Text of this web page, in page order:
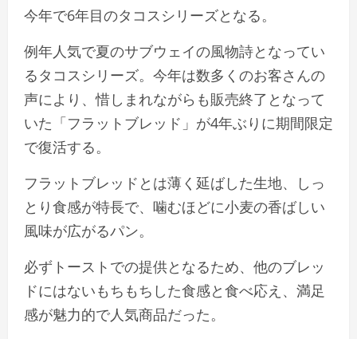
今年で6年目のタコスシリーズとなる。
例年人気で夏のサブウェイの風物詩となってい
るタコスシリーズ。今年は数多くのお客さんの
声により、惜しまれながらも販売終了となって
いた「フラットブレッド」が4年ぶりに期間限定
で復活する。
フラットブレッドとは薄く延ばした生地、しっ
とり食感が特長で、噛むほどに小麦の香ばしい
風味が広がるパン。
必ずトーストでの提供となるため、他のブレッ
ドにはないもちもちした食感と食べ応え、満足
感が魅力的で人気商品だった。